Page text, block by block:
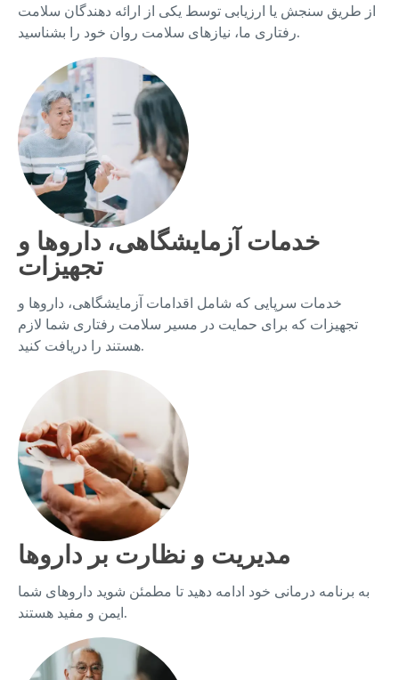
از طریق سنجش یا ارزیابی توسط یکی از ارائه دهندگان سلامت
رفتاری ما، نیازهای سلامت روان خود را بشناسید.
خدمات آزمایشگاهی، داروها و
تجهیزات
خدمات سرپایی که شامل اقدامات آزمایشگاهی، داروها و
تجهیزات که برای حمایت در مسیر سلامت رفتاری شما لازم
هستند را دریافت کنید.
مدیریت و نظارت بر داروها
به برنامه درمانی خود ادامه دهید تا مطمئن شوید داروهای شما
ایمن و مفید هستند.